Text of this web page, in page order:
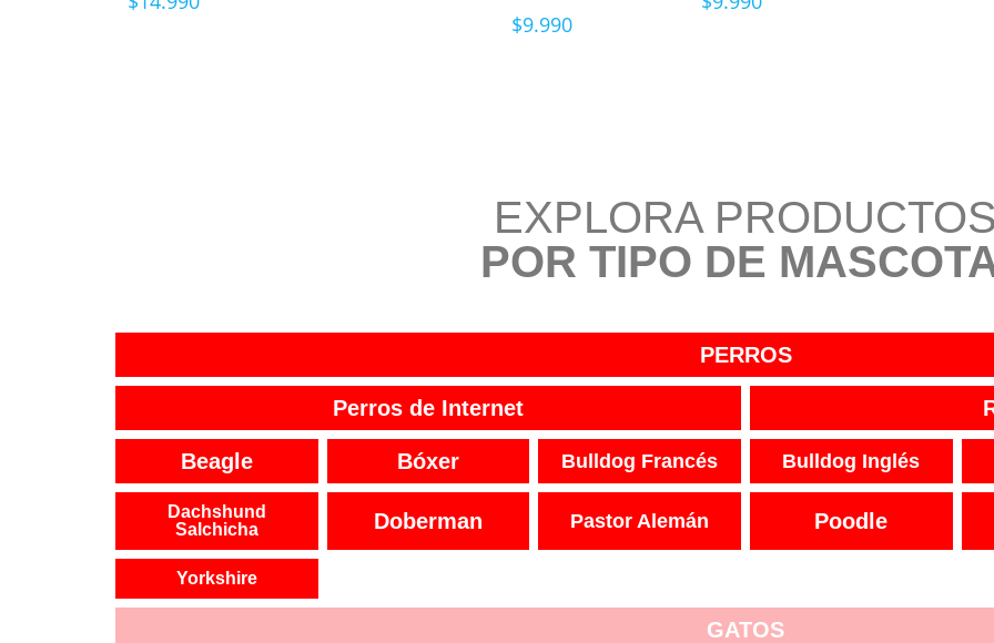
$9.990
EXPLORA
POR TIPO DE
PERROS
Perros de Internet
Beagle Bóxer Bulldog Francés Bulldog Inglés
Dachshund
Salchicha
Doberman Pastor Alemán Poodle
Yorkshire
GATOS